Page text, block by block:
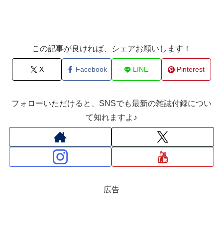
この記事が良ければ、シェアお願いします！
X Facebook LINE Pinterest
フォローいただけると、SNSでも最新の雑誌付録につい
て知れますよ♪
広告